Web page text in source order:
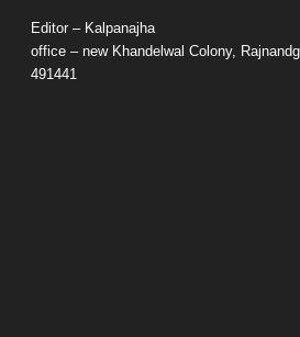
Editor – Kalpanajha
office – new Khandelwal Colony,
491441